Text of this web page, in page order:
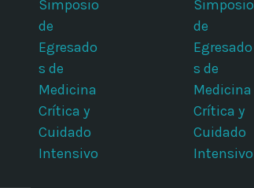
Simposio
de
Egresado
s de
Medicina
Crítica y
Cuidado
Intensivo
Simposio
de
Egresado
s de
Medicina
Crítica y
Cuidado
Intensivo